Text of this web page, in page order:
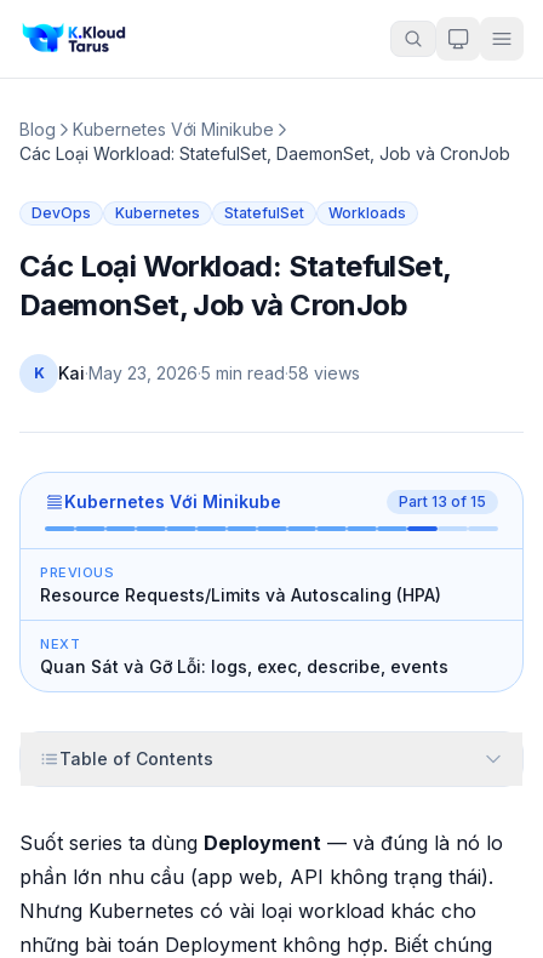
Blog
Kubernetes Với Minikube
Các Loại Workload: StatefulSet, DaemonSet, Job và CronJob
DevOps Kubernetes StatefulSet Workloads
Các Loại Workload: StatefulSet,
DaemonSet, Job và CronJob
K Kai·May 23, 2026·5 min read·58 views
Kubernetes Với Minikube Part 13 of 15
PREVIOUS
Resource Requests/Limits và Autoscaling (HPA)
NEXT
Quan Sát và Gỡ Lỗi: logs, exec, describe, events
Table of Contents
Suốt series ta dùng Deployment — và đúng là nó lo
phần lớn nhu cầu (app web, API không trạng thái).
Nhưng Kubernetes có vài loại workload khác cho
những bài toán Deployment không hợp. Biết chúng